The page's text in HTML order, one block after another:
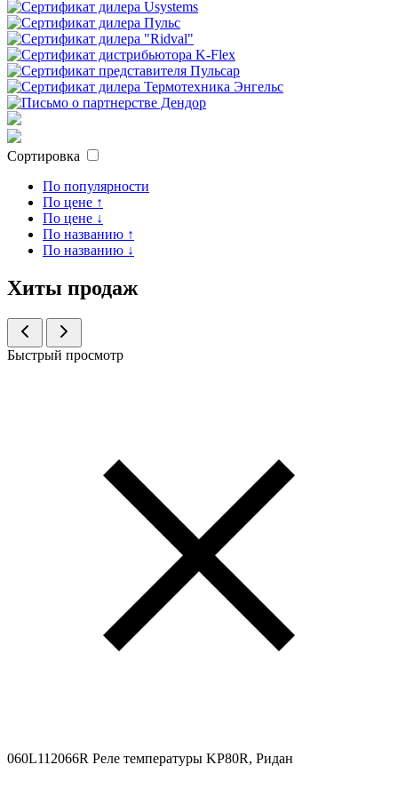
Сортировка
По популярности
По цене ↑
По цене ↓
По названию ↑
По названию ↓
Хиты продаж
Быстрый просмотр
060L112066R Реле температуры KP80R, Ридан